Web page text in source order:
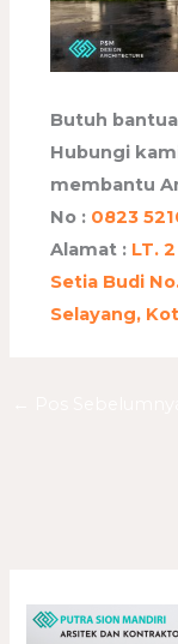
Butuh
Hubungi
membantu
No : 0823
Alamat : LT.
Setia Budi
Selayang,